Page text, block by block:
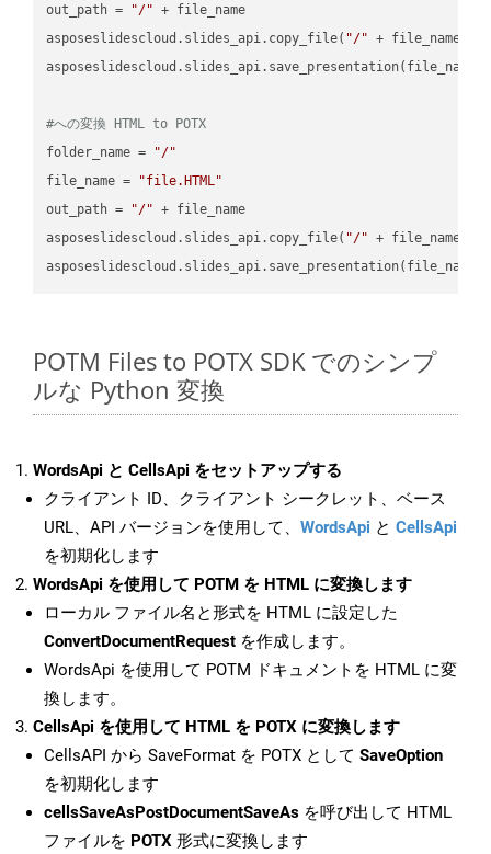
out_path =
"/" + file_name
asposeslidescloud.slides_api.copy_file( "/" + file_name,
#への変換 HTML to POTX
folder_name =
"/"
file_name =
"file.HTML"
out_path =
"/" + file_name
asposeslidescloud.slides_api.copy_file( "/" + file_name,
POTM Files to POTX SDK でのシンプ
ルな Python 変換
WordsApi と CellsApi をセットアップする
クライアント ID、クライアント シークレット、ベース
URL、API バージョンを使用して、 WordsApi と CellsApi
を初期化します
WordsApi を使用して POTM を HTML に変換します
ローカル ファイル名と形式を HTML に設定した
ConvertDocumentRequest を作成します。
WordsApi を使用して POTM ドキュメントを HTML に変
換します。
CellsApi を使用して HTML を POTX に変換します
CellsAPI から SaveFormat を POTX として SaveOption
を初期化します
cellsSaveAsPostDocumentSaveAs を呼び出して HTML
ファイルを POTX 形式に変換します